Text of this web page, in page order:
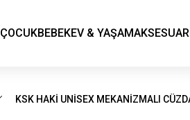
ÇOCUKBEBEKEV & YAŞAMAKSESUAR
KSK HAKİ UNİSEX MEKANİZMALI